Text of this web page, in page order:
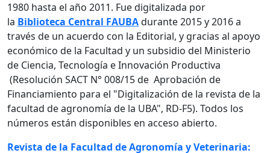
1980 hasta el año 2011. Fue digitalizada por
la Biblioteca Central FAUBAdurante 2015 y 2016 a
través de un acuerdo con la Editorial, y gracias al apoyo
económico de la Facultad y un subsidio del Ministerio
de Ciencia, Tecnología e Innovación Productiva
(Resolución SACT N° 008/15 de Aprobación de
Financiamiento para el "Digitalización de la revista de la
facultad de agronomía de la UBA", RD-F5). Todos los
números están disponibles en acceso abierto.
Revista de la Facultad de Agronomía y Veterinaria: